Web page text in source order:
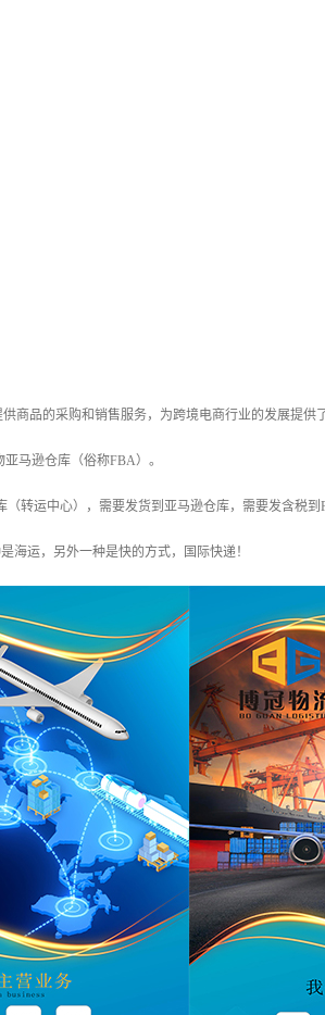
商品的采购和销售服务，为跨境电商行业的发展提供
马逊仓库（俗称FBA）。
转运中心），需要发货到亚马逊仓库，需要发含税到
海运，另外一种是快的方式，国际快递！